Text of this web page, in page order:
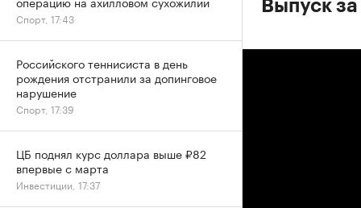
Выпуск
Спорт, 17:43
Российского теннисиста в день
рождения отстранили за допинговое
нарушение
Спорт, 17:39
ЦБ поднял курс доллара выше ₽82
впервые с марта
Инвестиции, 17:37